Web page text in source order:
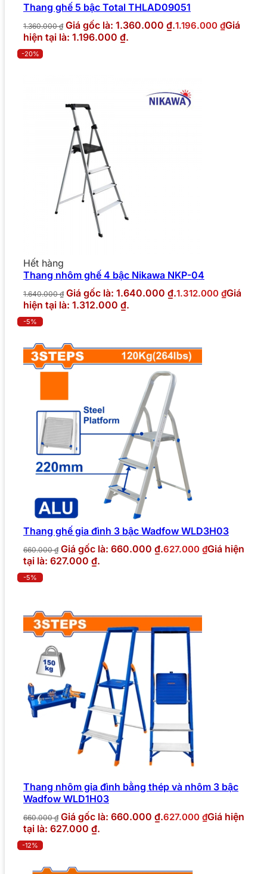
Thang ghế 5 bậc Total THLAD09051
1.360.000₫ Giá gốc là: 1.360.000 ₫.1.196.000 ₫Giá
hiện tại là: 1.196.000 ₫.
-20%
Hết hàng
Thang nhôm ghế 4 bậc Nikawa NKP-04
1.640.000₫ Giá gốc là: 1.640.000 ₫.1.312.000 ₫Giá
hiện tại là: 1.312.000 ₫.
-5%
Thang ghế gia đình 3 bậc Wadfow WLD3H03
660.000₫ Giá gốc là: 660.000 ₫.627.000 ₫Giá hiện
tại là: 627.000 ₫.
-5%
Thang nhôm gia đình bằng thép và nhôm 3 bậc
Wadfow WLD1H03
660.000₫ Giá gốc là: 660.000 ₫.627.000 ₫Giá hiện
tại là: 627.000 ₫.
-12%